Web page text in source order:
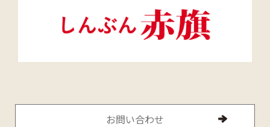
お問い合わせ